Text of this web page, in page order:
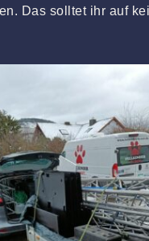
Das solltet ihr auf